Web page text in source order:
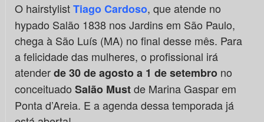
O hairstylistTiago Cardoso, que atende no
hypado Salão 1838 nos Jardins em São Paulo,
chega à São Luís (MA) no final desse mês. Para
a felicidade das mulheres, o profissional irá
atenderde 30 de agosto a 1 de setembrono
conceituado Salão Mustde Marina Gaspar em
Ponta d’Areia. E a agenda dessa temporada já